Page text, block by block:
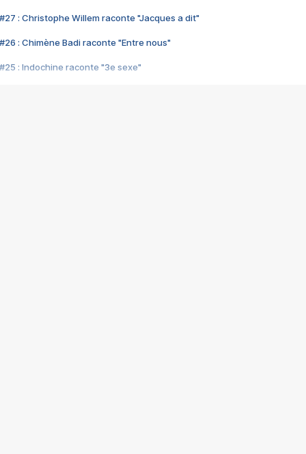
#27 : Christophe Willem raconte "Jacques a dit"
#26 : Chimène Badi raconte "Entre nous"
#25 : Indochine raconte "3e sexe"